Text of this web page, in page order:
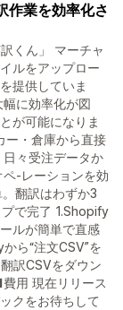
作業を効率化さ
くん」 マーチャ
ルをアップロー
提供していま
に効率化が図
が可能になりま
ー・倉庫から直接
々受注データか
-レーションを効
翻訳はわずか3
で完了 1.Shopify
ルが簡単で直感
ら“注文CSV”を
訳CSVをダウン
用 現在リリース
クをお待ちして